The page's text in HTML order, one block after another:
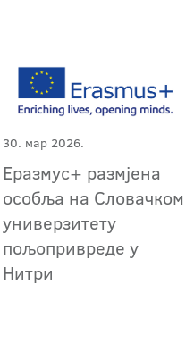
30. мар 2026.
Еразмус+ размјена
особља на Словачком
универзитету
пољопривреде у
Нитри